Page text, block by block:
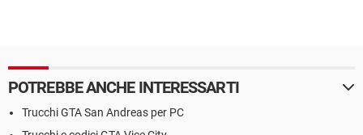
POTREBBE ANCHE INTERESSARTI
Trucchi GTA San Andreas per PC